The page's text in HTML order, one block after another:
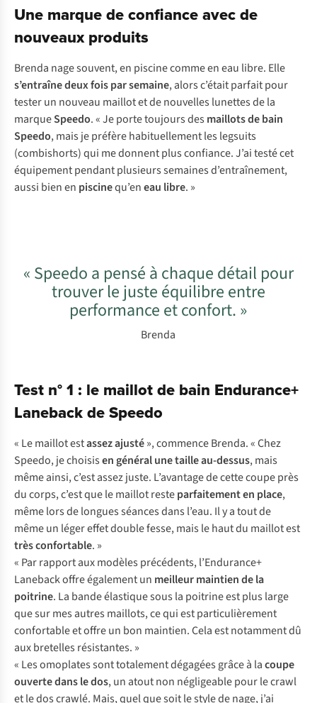
Une marque de confiance avec de
nouveaux produits
Brenda nage souvent, en piscine comme en eau libre. Elle
s’entraîne deux fois par semaine, alors c’était parfait pour
tester un nouveau maillot et de nouvelles lunettes de la
marqueSpeedo. « Je porte toujours des maillots de bain
Speedo, mais je préfère habituellement les legsuits
(combishorts) qui me donnent plus confiance. J’ai testé cet
équipement pendant plusieurs semaines d’entraînement,
aussi bien en piscinequ’eneau libre. »
« Speedo a pensé à chaque détail pour
trouver le juste équilibre entre
performance et confort. »
Brenda
Test n° 1 : le maillot de bain Endurance+
Laneback de Speedo
« Le maillot estassez ajusté», commence Brenda. « Chez
Speedo, je choisisen général une taille au-dessus, mais
même ainsi, c’est assez juste. L’avantage de cette coupe près
du corps, c’est que le maillot resteparfaitement en place,
même lors de longues séances dans l’eau. Il y a tout de
même un léger effet double fesse, mais le haut du maillot est
très confortable. »
« Par rapport aux modèles précédents, l’Endurance+
Laneback offre également un meilleur maintien de la
poitrine. La bande élastique sous la poitrine est plus large
que sur mes autres maillots, ce qui est particulièrement
confortable et offre un bon maintien. Cela est notamment dû
aux bretelles résistantes. »
« Les omoplates sont totalement dégagées grâce à lacoupe
ouverte dans le dos, un atout non négligeable pour le crawl
et le dos crawlé. Mais, quel que soit le style de nage, j’ai